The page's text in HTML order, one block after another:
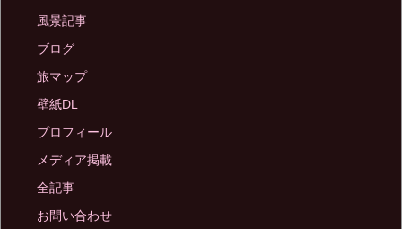
風景記事
ブログ
旅マップ
壁紙DL
プロフィール
メディア掲載
全記事
お問い合わせ